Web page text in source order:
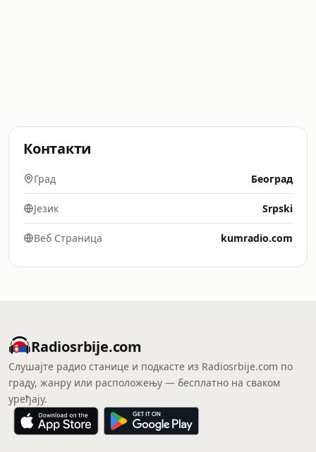
Контакти
Град Београд
Језик Srpski
Веб Страница kumradio.com
Radiosrbije.com
Слушајте радио станице и подкасте из Radiosrbije.com по
граду, жанру или расположењу — бесплатно на сваком
уређају.